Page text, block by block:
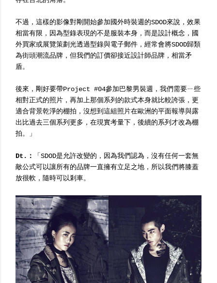
不過，這樣的影像對剛開始參加國外時裝週的SDOD來說，效果
相當有限，因為型錄表現的不是服裝本身，而是設計概念，國
外買家或展覽策劃光透過型錄與電子郵件，經常會將SDOD歸類
為街頭潮流品牌，但我們的訂價卻接近設計師品牌，相當矛
盾。
後來，剛好要帶Project #04參加巴黎男裝週，我們需要ㄧ些
相對正式的照片，再加上那個系列的款式本身就比較誇張，更
適合背景乾淨的棚拍，沒想到這組照片在歐洲的平面報導與露
出比過去三個系列更多，在現實考量下，後續的系列才改為棚
拍。」
Dt.：
「SDOD是允許改變的，因為我們認為，沒有任何一套無
敵公式可以讓所有的品牌一直擁有立足之地，所以我們將膝蓋
放很軟，隨時可以剎車。